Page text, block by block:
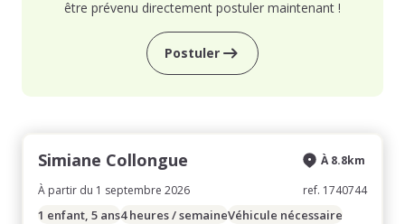
être prévenu directement postuler maintenant !
Postuler
Simiane Collongue
À partir du 1 septembre 2026
À 8.8km
ref. 1740744
1 enfant, 5 ans4 heures / semaineVéhicule nécessaire